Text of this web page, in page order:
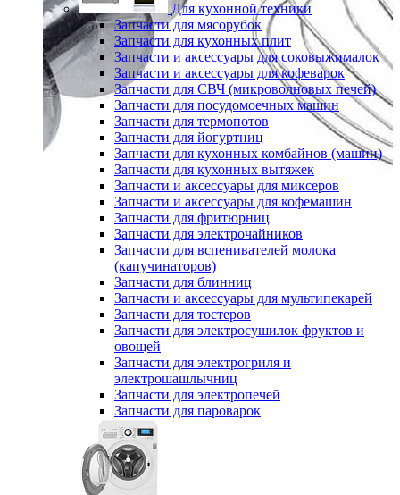
Для кухонной техники
Запчасти для мясорубок
Запчасти для кухонных плит
Запчасти и аксессуары для соковыжималок
Запчасти и аксессуары для кофеварок
Запчасти для СВЧ (микроволновых печей)
Запчасти для посудомоечных машин
Запчасти для термопотов
Запчасти для йогуртниц
Запчасти для кухонных комбайнов (машин)
Запчасти для кухонных вытяжек
Запчасти и аксессуары для миксеров
Запчасти и аксессуары для кофемашин
Запчасти для фритюрниц
Запчасти для электрочайников
Запчасти для вспенивателей молока
(капучинаторов)
Запчасти для блинниц
Запчасти и аксессуары для мультипекарей
Запчасти для тостеров
Запчасти для электросушилок фруктов и
овощей
Запчасти для электрогриля и
электрошашлычниц
Запчасти для электропечей
Запчасти для пароварок